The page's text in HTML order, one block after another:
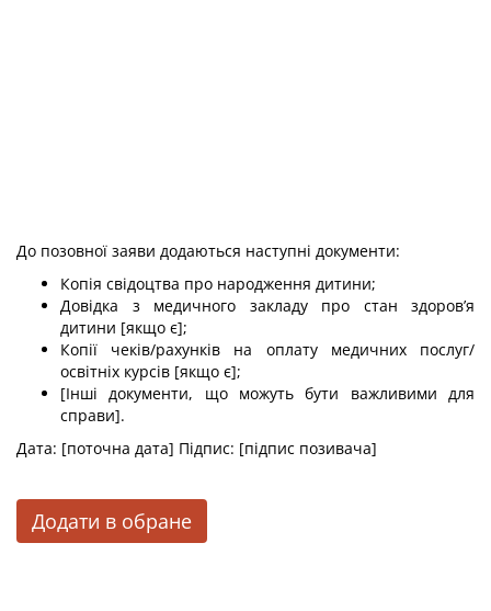
До позовної заяви додаються наступні документи:
Копія свідоцтва про народження дитини;
Довідка з медичного закладу про стан здоров’я
дитини [якщо є];
Копії чеків/рахунків на оплату медичних послуг/
освітніх курсів [якщо є];
[Інші документи, що можуть бути важливими для
справи].
Дата: [поточна дата] Підпис: [підпис позивача]
Додати в обране